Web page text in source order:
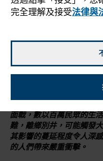
完全理解及接受法律與
John Emerson
面戰，數以百萬民眾的生
難，離鄉別井，可能觸發
其影響的蔓延程度令人深
的人們帶來嚴重衝擊。